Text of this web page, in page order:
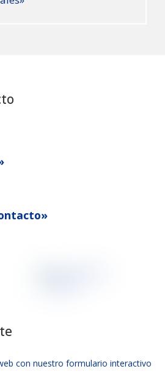
con nuestro formulario interactivo